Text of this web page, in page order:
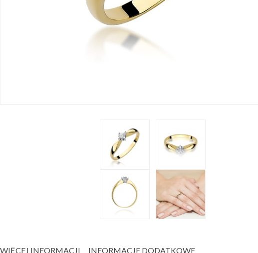
WIĘCEJ INFORMACJI INFORMACJE DODATKOWE